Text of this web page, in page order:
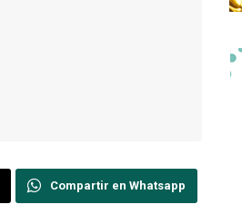
Compartir en Whatsapp